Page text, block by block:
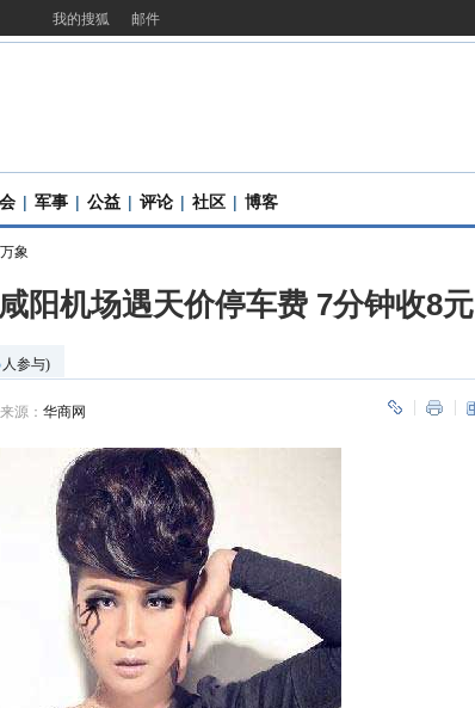
我的搜狐 邮件
| 军事 | 公益 | 评论 | 社区 | 博客
象
阳机场遇天价停车费 7分钟收8元
人参与)
来源： 华商网